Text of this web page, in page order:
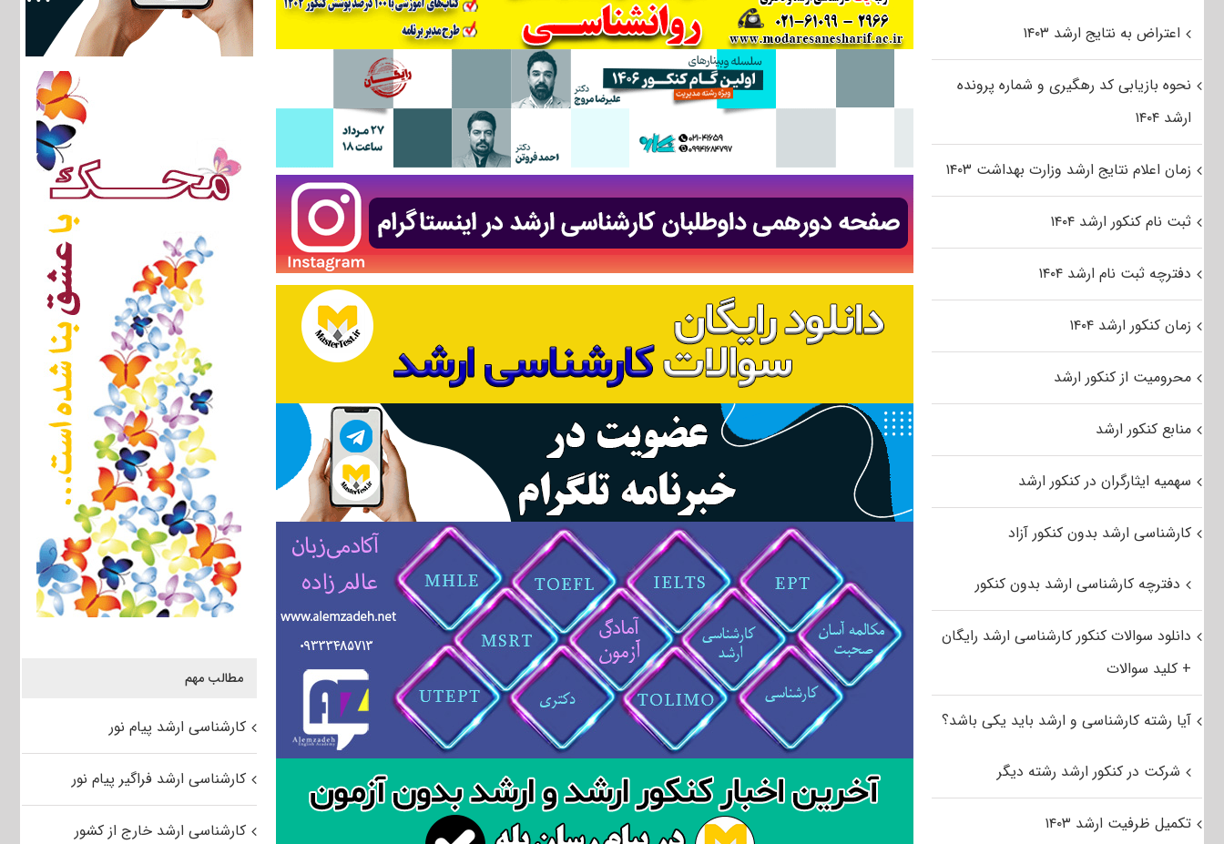
مطالب مهم
کارشناسی ارشد پیام نور
کارشناسی ارشد فراگیر پیام نور
کارشناسی ارشد خارج از کشور
اعتراض به نتایج ارشد ۱۴۰۳
نحوه بازیابی کد رهگیری و شماره پرونده
ارشد ۱۴۰۴
زمان اعلام نتایج ارشد وزارت بهداشت ۱۴۰۳
ثبت نام کنکور ارشد ۱۴۰۴
دفترچه ثبت نام ارشد ۱۴۰۴
زمان کنکور ارشد ۱۴۰۴
محرومیت از کنکور ارشد
منابع کنکور ارشد
سهمیه ایثارگران در کنکور ارشد
کارشناسی ارشد بدون کنکور آزاد
دفترچه کارشناسی ارشد بدون کنکور
دانلود سوالات کنکور کارشناسی ارشد رایگان
+ کلید سوالات
آیا رشته کارشناسی و ارشد باید یکی باشد؟
شرکت در کنکور ارشد رشته دیگر
تکمیل ظرفیت ارشد ۱۴۰۳